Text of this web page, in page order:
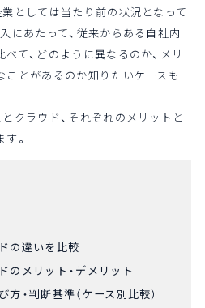
としては当たり前の状況となって
にあたって、従来からある自社内
て、どのように異なるのか、メリ
ことがあるのか知りたいケースも
クラウド、それぞれのメリットと
。
の違いを比較
のメリット・デメリット
・判断基準（ケース別比較）